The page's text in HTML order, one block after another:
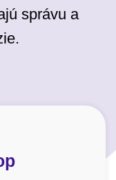
správu a